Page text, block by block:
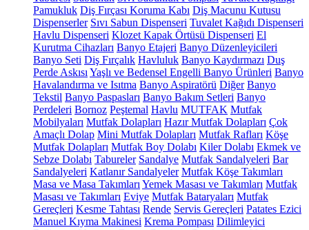
Pamukluk Diş Fırçası Koruma Kabı Diş Macunu Kutusu
Dispenserler Sıvı Sabun Dispenseri Tuvalet Kağıdı Dispenseri
Havlu Dispenseri Klozet Kapak Örtüsü Dispenseri El
Kurutma Cihazları Banyo Etajeri Banyo Düzenleyicileri
Banyo Seti Diş Fırçalık Havluluk Banyo Kaydırmazı Duş
Perde Askısı Yaşlı ve Bedensel Engelli Banyo Ürünleri Banyo
Havalandırma ve Isıtma Banyo Aspiratörü Diğer Banyo
Tekstil Banyo Paspasları Banyo Bakım Setleri Banyo
Perdeleri Bornoz Peştemal Havlu MUTFAK Mutfak
Mobilyaları Mutfak Dolapları Hazır Mutfak Dolapları Çok
Amaçlı Dolap Mini Mutfak Dolapları Mutfak Rafları Köşe
Mutfak Dolapları Mutfak Boy Dolabı Kiler Dolabı Ekmek ve
Sebze Dolabı Tabureler Sandalye Mutfak Sandalyeleri Bar
Sandalyeleri Katlanır Sandalyeler Mutfak Köşe Takımları
Masa ve Masa Takımları Yemek Masası ve Takımları Mutfak
Masası ve Takımları Eviye Mutfak Bataryaları Mutfak
Gereçleri Kesme Tahtası Rende Servis Gereçleri Patates Ezici
Manuel Kıyma Makinesi Krema Pompası Dilimleyici